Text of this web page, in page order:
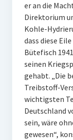
er an die
Direktorium
Kohle-
dass diese
Bütefisch
seinen
gehabt. „Die
Treibstoff-
wichtigsten
Deutschland
sein, wäre
gewesen“,